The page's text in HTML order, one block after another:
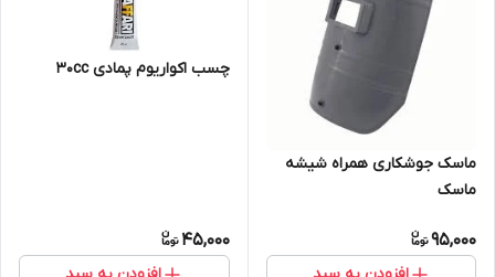
ماسک جوشکاری همراه شیشه
ماسک
95,000
چسب اکواریوم پمادی 30cc
45,000